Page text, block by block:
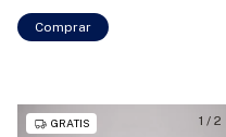
Comprar
1 / 2
GRATIS